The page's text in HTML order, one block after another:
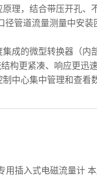
理，结合带压开孔、
径管道流量测量中安
成的微型转换器（内
构更紧凑、响应更迅
中心集中管理和查看
用插入式电磁流量计